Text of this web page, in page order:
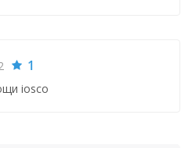
1
iosco